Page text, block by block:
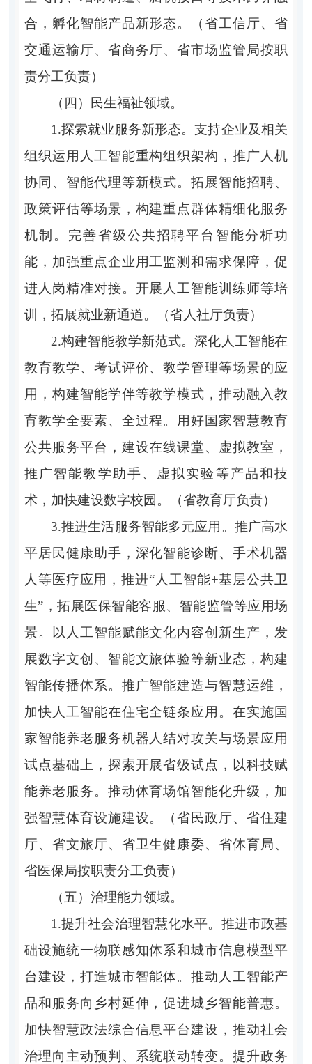
合，孵化智能产品新形态。（省工信厅、省
交通运输厅、省商务厅、省市场监管局按职
责分工负责）
（四）民生福祉领域。
1.探索就业服务新形态。支持企业及相关
组织运用人工智能重构组织架构，推广人机
协同、智能代理等新模式。拓展智能招聘、
政策评估等场景，构建重点群体精细化服务
机制。完善省级公共招聘平台智能分析功
能，加强重点企业用工监测和需求保障，促
进人岗精准对接。开展人工智能训练师等培
训，拓展就业新通道。（省人社厅负责）
2.构建智能教学新范式。深化人工智能在
教育教学、考试评价、教学管理等场景的应
用，构建智能学伴等教学模式，推动融入教
育教学全要素、全过程。用好国家智慧教育
公共服务平台，建设在线课堂、虚拟教室，
推广智能教学助手、虚拟实验等产品和技
术，加快建设数字校园。（省教育厅负责）
3.推进生活服务智能多元应用。推广高水
平居民健康助手，深化智能诊断、手术机器
人等医疗应用，推进“人工智能+基层公共卫
生”，拓展医保智能客服、智能监管等应用场
景。以人工智能赋能文化内容创新生产，发
展数字文创、智能文旅体验等新业态，构建
智能传播体系。推广智能建造与智慧运维，
加快人工智能在住宅全链条应用。在实施国
家智能养老服务机器人结对攻关与场景应用
试点基础上，探索开展省级试点，以科技赋
能养老服务。推动体育场馆智能化升级，加
强智慧体育设施建设。（省民政厅、省住建
厅、省文旅厅、省卫生健康委、省体育局、
省医保局按职责分工负责）
（五）治理能力领域。
1.提升社会治理智慧化水平。推进市政基
础设施统一物联感知体系和城市信息模型平
台建设，打造城市智能体。推动人工智能产
品和服务向乡村延伸，促进城乡智能普惠。
加快智慧政法综合信息平台建设，推动社会
治理向主动预判、系统联动转变。提升政务